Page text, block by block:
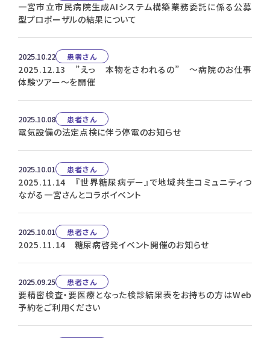
一宮市立市民病院生成AIシステム構築業務委託に係る公募
型プロポーザルの結果について
2025.10.22 患者さん
2025.12.13 ”えっ 本物をさわれるの” ～病院のお仕事
体験ツアー～を開催
2025.10.08 患者さん
電気設備の法定点検に伴う停電のお知らせ
2025.10.01 患者さん
2025.11.14 『世界糖尿病デー』で地域共生コミュニティつ
ながる一宮さんとコラボイベント
2025.10.01 患者さん
2025.11.14 糖尿病啓発イベント開催のお知らせ
2025.09.25 患者さん
要精密検査・要医療となった検診結果表をお持ちの方はWeb
予約をご利用ください